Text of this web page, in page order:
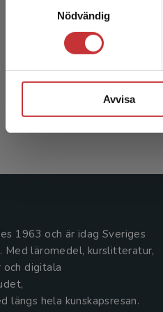
Nödvändig
Avvisa
Exkl.
1963 och är idag Sveriges
läromedel, kurslitteratur,
digitala
längs hela kunskapsresan.